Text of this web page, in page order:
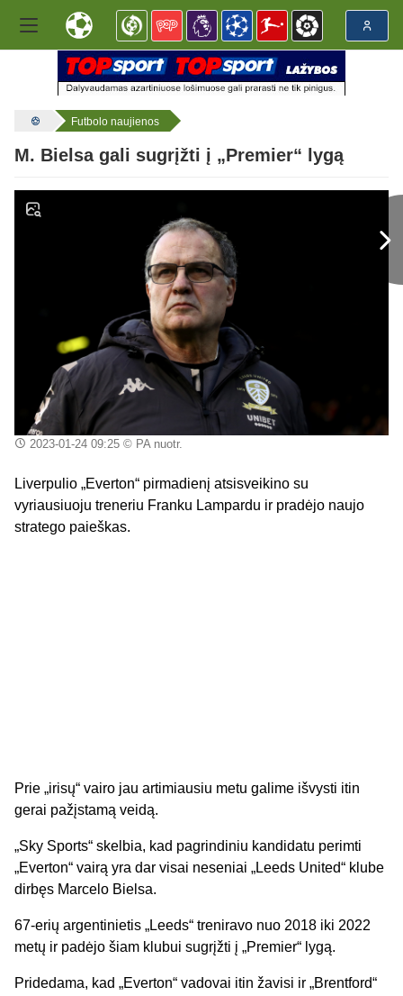
Futbolo naujienos
M. Bielsa gali sugrįžti į „Premier“ lygą
2023-01-24 09:25© PA nuotr.
Liverpulio „Everton“ pirmadienį atsisveikino su
vyriausiuoju treneriu Franku Lampardu ir pradėjo naujo
stratego paieškas.
Prie „irisų“ vairo jau artimiausiu metu galime išvysti itin
gerai pažįstamą veidą.
„Sky Sports“ skelbia, kad pagrindiniu kandidatu perimti
„Everton“ vairą yra dar visai neseniai „Leeds United“ klube
dirbęs Marcelo Bielsa.
67-erių argentinietis „Leeds“ treniravo nuo 2018 iki 2022
metų ir padėjo šiam klubui sugrįžti į „Premier“ lygą.
Pridedama, kad „Everton“ vadovai itin žavisi ir „Brentford“